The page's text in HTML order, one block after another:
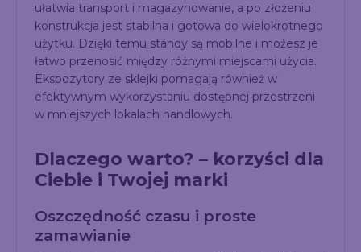
ułatwia transport i magazynowanie, a po złożeniu
konstrukcja jest stabilna i gotowa do wielokrotnego
użytku. Dzięki temu standy są mobilne i możesz je
łatwo przenosić między różnymi miejscami użycia.
Ekspozytory ze sklejki pomagają również w
efektywnym wykorzystaniu dostępnej przestrzeni
w mniejszych lokalach handlowych.
Dlaczego warto? – korzyści dla
Ciebie i Twojej marki
Oszczędność czasu i proste
zamawianie